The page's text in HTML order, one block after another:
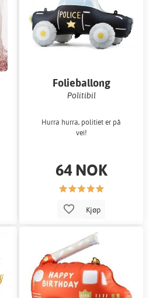
Folieballong
Politibil
Hurra hurra, politiet er på
vei!
64 NOK
Kjøp